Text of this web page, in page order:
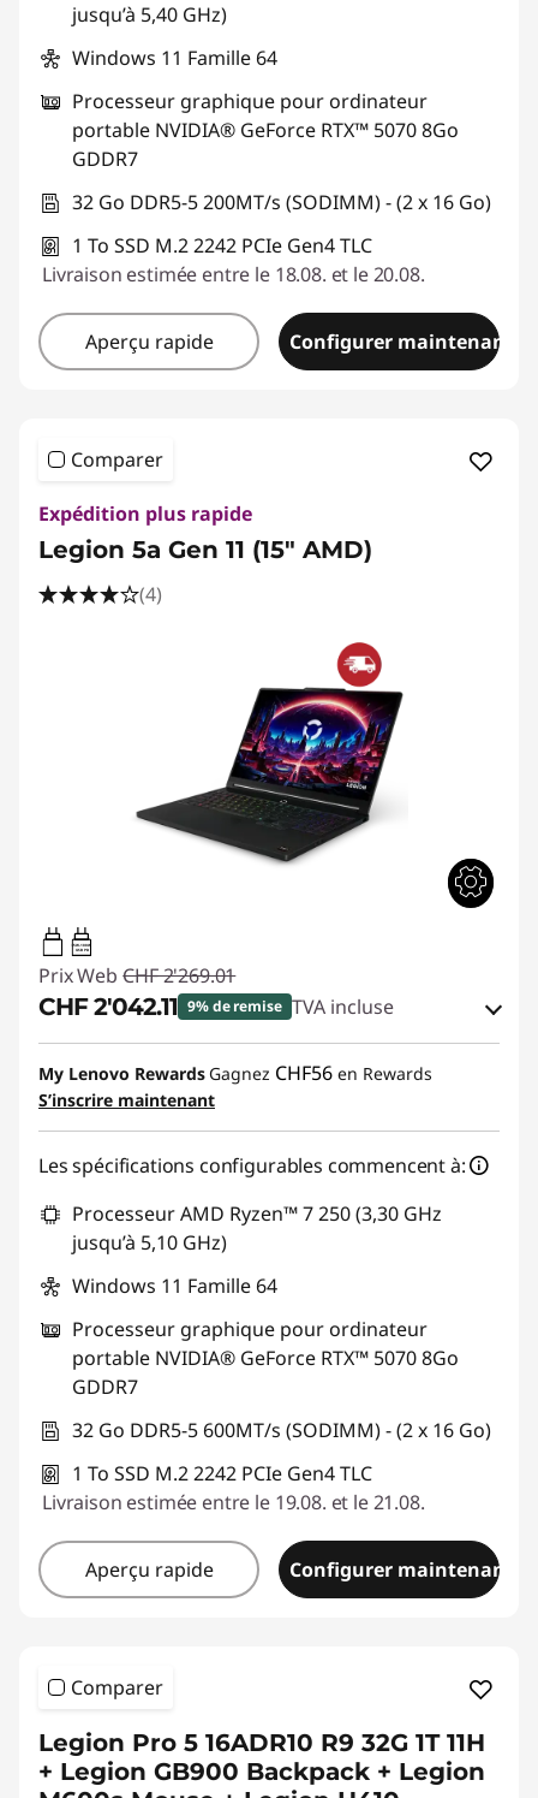
jusqu’à 5,40 GHz)
Windows 11 Famille 64
Processeur graphique pour ordinateur
portable NVIDIA® GeForce RTX™ 5070 8Go
GDDR7
32 Go DDR5-5 200MT/s (SODIMM) - (2 x 16 Go)
1 To SSD M.2 2242 PCIe Gen4 TLC
Livraison estimée entre le 18.08. et le 20.08.
Aperçu rapide Configurer maintenant
Comparer
Expédition plus rapide
Legion 5a Gen 11 (15" AMD)
(4)
65W-100W
USB PD
Prix Web CHF 2'269.01
CHF 2'042.11 9% de remise TVA incluse
Bons de réduction en ligne :-CHF 226.90
Code de réduction :
My Lenovo Rewards Gagnez CHF56 en Rewards
S’inscrire maintenant
Les spécifications configurables commencent à:
Processeur AMD Ryzen™ 7 250 (3,30 GHz
jusqu’à 5,10 GHz)
Windows 11 Famille 64
Processeur graphique pour ordinateur
portable NVIDIA® GeForce RTX™ 5070 8Go
GDDR7
32 Go DDR5-5 600MT/s (SODIMM) - (2 x 16 Go)
1 To SSD M.2 2242 PCIe Gen4 TLC
Livraison estimée entre le 19.08. et le 21.08.
Aperçu rapide Configurer maintenant
Comparer
Legion Pro 5 16ADR10 R9 32G 1T 11H
+ Legion GB900 Backpack + Legion